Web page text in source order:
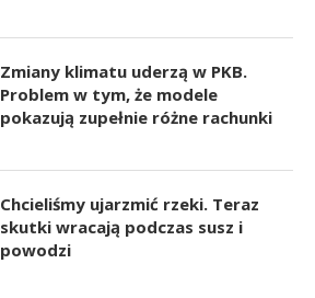
Zmiany klimatu uderzą w PKB.
Problem w tym, że modele
pokazują zupełnie różne rachunki
Chcieliśmy ujarzmić rzeki. Teraz
skutki wracają podczas susz i
powodzi